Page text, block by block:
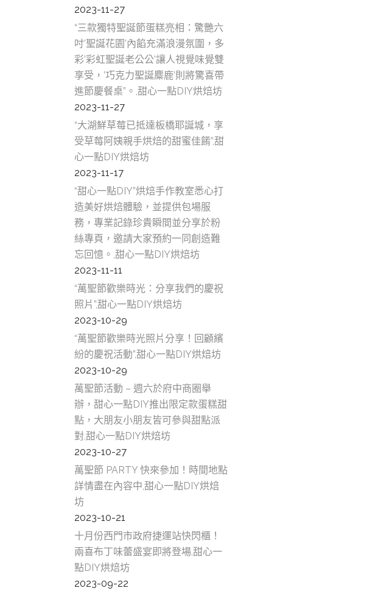
2023-11-27
“三款獨特聖誕節蛋糕亮相：驚艷六
吋’聖誕花園’內餡充滿浪漫氛圍，多
彩’彩虹聖誕老公公’讓人視覺味覺雙
享受，’巧克力聖誕麋鹿’則將驚喜帶
進節慶餐桌”。,甜心一點DIY烘焙坊
2023-11-27
“大湖鮮草莓已抵達板橋耶誕城，享
受草莓阿姨親手烘焙的甜蜜佳餚”,甜
心一點DIY烘焙坊
2023-11-17
“甜心一點DIY”烘焙手作教室悉心打
造美好烘焙體驗，並提供包場服
務，專業記錄珍貴瞬間並分享於粉
絲專頁，邀請大家預約一同創造難
忘回憶。,甜心一點DIY烘焙坊
2023-11-11
“萬聖節歡樂時光：分享我們的慶祝
照片”,甜心一點DIY烘焙坊
2023-10-29
“萬聖節歡樂時光照片分享！回顧繽
紛的慶祝活動”,甜心一點DIY烘焙坊
2023-10-29
萬聖節活動 – 週六於府中商圈舉
辦，甜心一點DIY推出限定款蛋糕甜
點，大朋友小朋友皆可參與甜點派
對,甜心一點DIY烘焙坊
2023-10-27
萬聖節 PARTY 快來參加！時間地點
詳情盡在內容中,甜心一點DIY烘焙
坊
2023-10-21
十月份西門市政府捷運站快閃櫃！
兩喜布丁味蕾盛宴即將登場,甜心一
點DIY烘焙坊
2023-09-22